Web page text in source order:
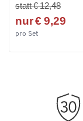
statt € 12,48
nur € 9,29
pro Set